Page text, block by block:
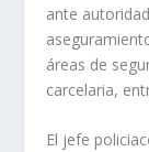
ante
áreas de
carcelaria,
El jefe